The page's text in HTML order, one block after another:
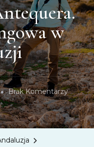
w
Brak Komentarzy